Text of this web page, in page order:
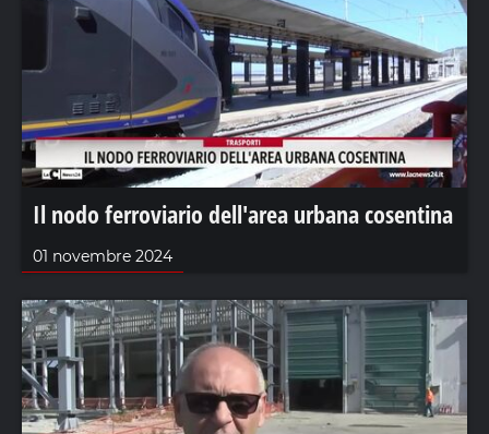
Il nodo ferroviario dell'area urbana cosentina
01 novembre 2024